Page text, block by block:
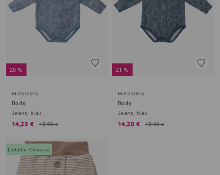
20 %
MAKOMA
Body
Jeans, blau
14,25 € 17,99 €
21 %
MAKOMA
Body
Jeans, blau
14,20 € 17,99 €
Letzte Chance